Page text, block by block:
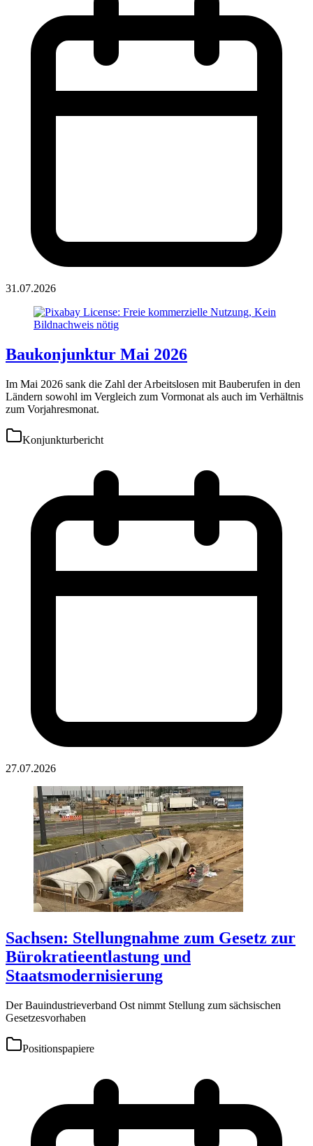
31.07.2026
Baukonjunktur Mai 2026
Im Mai 2026 sank die Zahl der Arbeitslosen mit Bauberufen in den
Ländern sowohl im Vergleich zum Vormonat als auch im Verhältnis
zum Vorjahresmonat.
Konjunkturbericht
27.07.2026
Sachsen: Stellungnahme zum Gesetz zur
Bürokratieentlastung und
Staatsmodernisierung
Der Bauindustrieverband Ost nimmt Stellung zum sächsischen
Gesetzesvorhaben
Positionspapiere